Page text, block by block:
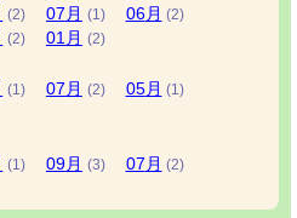
(2) 07 月 (1) 06月 (2)
(2) 01 月 (2)
(1) 07 月 (2) 05月 (1)
(1) 09月 (3) 07 月 (2)